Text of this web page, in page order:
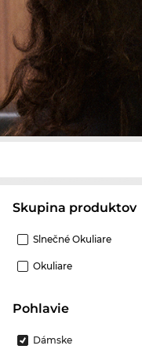
Skupina produktov
Slnečné Okuliare
Okuliare
Pohlavie
Dámske